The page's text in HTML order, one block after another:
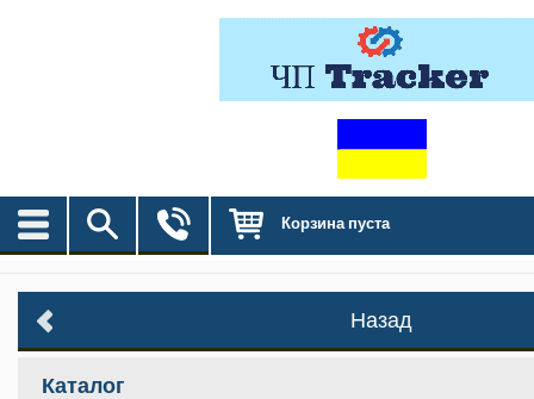
Корзина пуста
Назад
Каталог